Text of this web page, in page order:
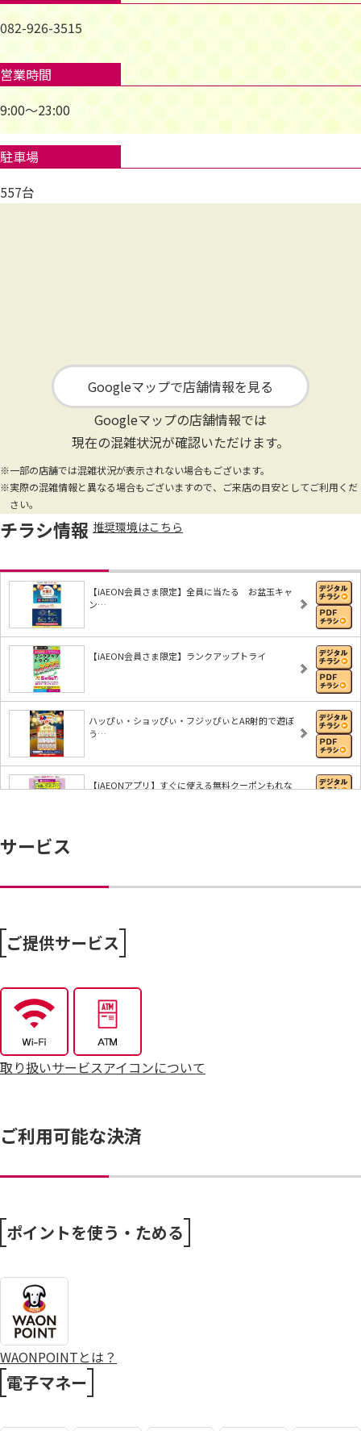
082-926-3515
営業時間
9:00～23:00
駐車場
557台
Googleマップで店舗情報を見る
Googleマップの店舗情報では
現在の混雑状況が確認いただけます。
※一部の店舗では混雑状況が表示されない場合もございます。
※実際の混雑情報と異なる場合もございますので、ご来店の目安としてご利用くだ
さい。
チラシ情報 推奨環境はこちら
【iAEON会員さま限定】全員に当たる お盆玉キャ
ン…
【iAEON会員さま限定】ランクアップトライ
ハッぴぃ・ショッぴぃ・フジッぴぃとAR射的で遊ぼ
う…
【iAEONアプリ】すぐに使える無料クーポンもれな
サービス
ご提供サービス
取り扱いサービスアイコンについて
ご利用可能な決済
ポイントを使う・ためる
WAONPOINTとは？
電子マネー